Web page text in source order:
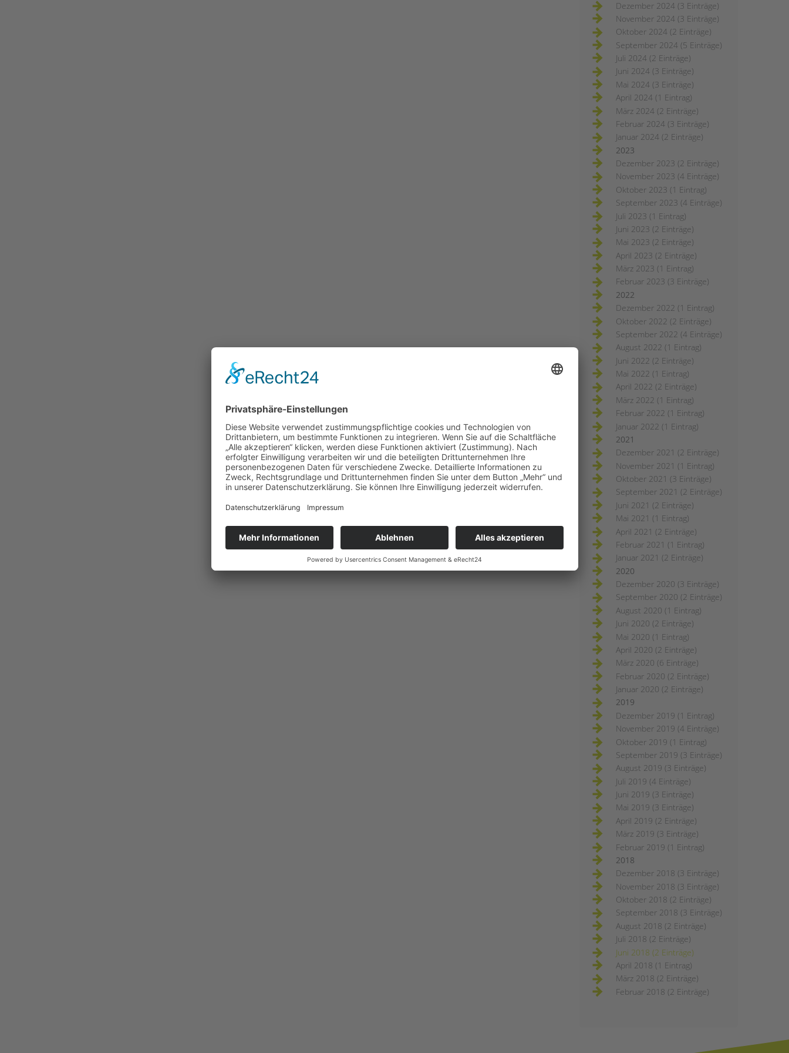
Dezember 2024 (3 Einträge)
November 2024 (3 Einträge)
Oktober 2024 (2 Einträge)
September 2024 (5 Einträge)
Juli 2024 (2 Einträge)
Juni 2024 (3 Einträge)
Mai 2024 (3 Einträge)
April 2024 (1 Eintrag)
März 2024 (2 Einträge)
Februar 2024 (3 Einträge)
Januar 2024 (2 Einträge)
2023
Dezember 2023 (2 Einträge)
November 2023 (4 Einträge)
Oktober 2023 (1 Eintrag)
September 2023 (4 Einträge)
Juli 2023 (1 Eintrag)
Juni 2023 (2 Einträge)
Mai 2023 (2 Einträge)
April 2023 (2 Einträge)
März 2023 (1 Eintrag)
Februar 2023 (3 Einträge)
2022
Dezember 2022 (1 Eintrag)
Oktober 2022 (2 Einträge)
September 2022 (4 Einträge)
August 2022 (1 Eintrag)
Juni 2022 (2 Einträge)
Mai 2022 (1 Eintrag)
April 2022 (2 Einträge)
März 2022 (1 Eintrag)
Februar 2022 (1 Eintrag)
Januar 2022 (1 Eintrag)
2021
Dezember 2021 (2 Einträge)
November 2021 (1 Eintrag)
Oktober 2021 (3 Einträge)
September 2021 (2 Einträge)
Juni 2021 (2 Einträge)
Mai 2021 (1 Eintrag)
April 2021 (2 Einträge)
Februar 2021 (1 Eintrag)
Januar 2021 (2 Einträge)
2020
Dezember 2020 (3 Einträge)
September 2020 (2 Einträge)
August 2020 (1 Eintrag)
Juni 2020 (2 Einträge)
Mai 2020 (1 Eintrag)
April 2020 (2 Einträge)
März 2020 (6 Einträge)
Februar 2020 (2 Einträge)
Januar 2020 (2 Einträge)
2019
Dezember 2019 (1 Eintrag)
November 2019 (4 Einträge)
Oktober 2019 (1 Eintrag)
September 2019 (3 Einträge)
August 2019 (3 Einträge)
Juli 2019 (4 Einträge)
Juni 2019 (3 Einträge)
Mai 2019 (3 Einträge)
April 2019 (2 Einträge)
März 2019 (3 Einträge)
Februar 2019 (1 Eintrag)
2018
Dezember 2018 (3 Einträge)
November 2018 (3 Einträge)
Oktober 2018 (2 Einträge)
September 2018 (3 Einträge)
August 2018 (2 Einträge)
Juli 2018 (2 Einträge)
Juni 2018 (2 Einträge)
April 2018 (1 Eintrag)
März 2018 (2 Einträge)
Februar 2018 (2 Einträge)